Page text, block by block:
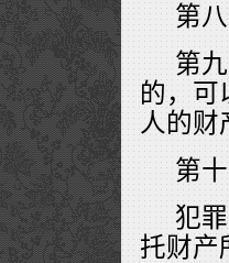
第
第
的，可
人的财
第
犯
托财产